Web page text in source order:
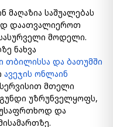
საშუალებას
დაათვალიეროთ
მოდელი.
ნახვა
თბილისსა და ბათუმში
ავეჯის ონლაინ
მთელი
უზრუნველყოფს,
და